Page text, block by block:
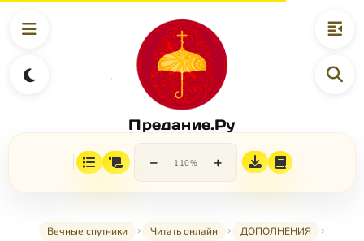
Предание.Ру
− 110% +
Вечные спутники Читать онлайн
ДОПОЛНЕНИЯ